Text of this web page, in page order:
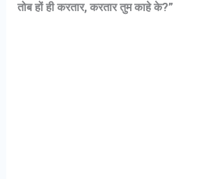
तोब हों ही करतार, करतार तुम काहे के?”